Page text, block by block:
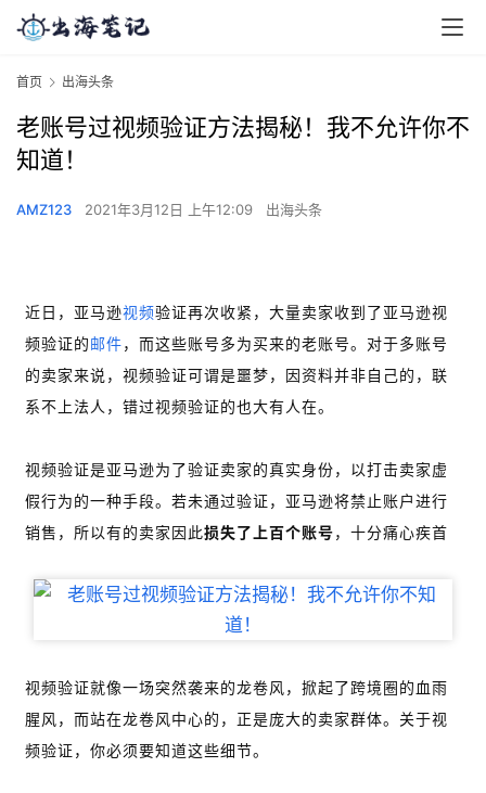
首页 出海头条
老账号过视频验证方法揭秘！我不允许你不
知道！
AMZ123 2021年3月12日 上午12:09 出海头条
近日，亚马逊视频验证再次收紧，大量卖家收到了亚马逊视
频验证的邮件，而这些账号多为买来的老账号。对于多账号
的卖家来说，视频验证可谓是噩梦，因资料并非自己的，联
系不上法人，错过视频验证的也大有人在。
视频验证是亚马逊为了验证卖家的真实身份，以打击卖家虚
假行为的一种手段。若未通过验证，亚马逊将禁止账户进行
销售，所以有的卖家因此损失了上百个账号，十分痛心疾首
视频验证就像一场突然袭来的龙卷风，掀起了跨境圈的血雨
腥风，而站在龙卷风中心的，正是庞大的卖家群体。关于视
频验证，你必须要知道这些细节。